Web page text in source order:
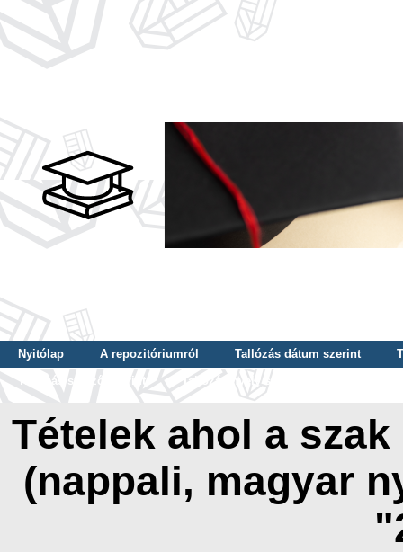
Nyitólap A repozitóriumról Tallózás dátum szerint
Tallózás szerző szerint
Tallózás nyelv szerint
Tételek ahol a
(nappali, magyar